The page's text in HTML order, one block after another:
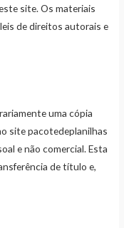
site. Os materiais
de direitos autorais e
uma cópia
site pacotedeplanilhas
e não comercial. Esta
de título e,